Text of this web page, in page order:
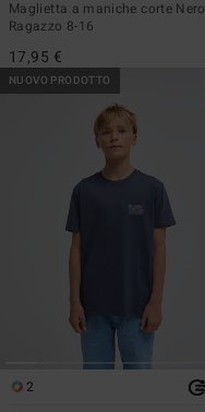
Maglietta a maniche corte Nero
Ragazzo 8-16
17,95 €
NUOVO PRODOTTO
2